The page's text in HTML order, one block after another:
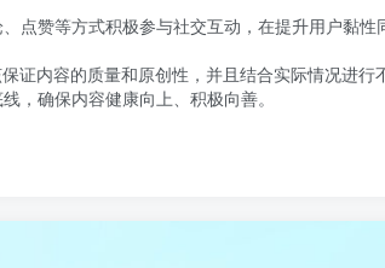
点赞等方式积极参与社交互动，在提升用户黏性
证内容的质量和原创性，并且结合实际情况进行
，确保内容健康向上、积极向善。